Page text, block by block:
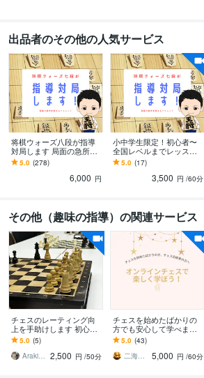
出品者のその他の人気サービス
将棋ウォーズ八段が指導
対局します 局面の急所の
捉え方、正しい将棋の考
え方を伝授します。
5.0 (278)
6,000 円
小中学生限定！初心者〜
全国レベルまでレッスン
します 棋力に応じた内容
で、結果につなげる特別
5.0 (17)
3,500 円 /60分
その他（趣味の指導）の関連サービス
チェスのレーティング向
上を手助けします 初心者
歓迎！全日本学生チェス
選手権優勝者による戦
術・戦略指導
5.0 (5)
Araki_chess 2,500 円 /50分
チェスを始めたばかりの
方でも安心して学べます
全国出場・東北大会優勝
経験プレイヤーが丁寧に
指導いたします
5.0 (43)
二海陽一（ふたみよういち）
5,000 円 /60分